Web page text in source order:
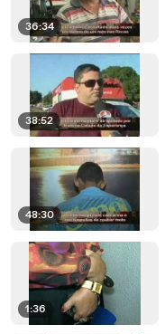
36:34
38:52
48:30
1:36